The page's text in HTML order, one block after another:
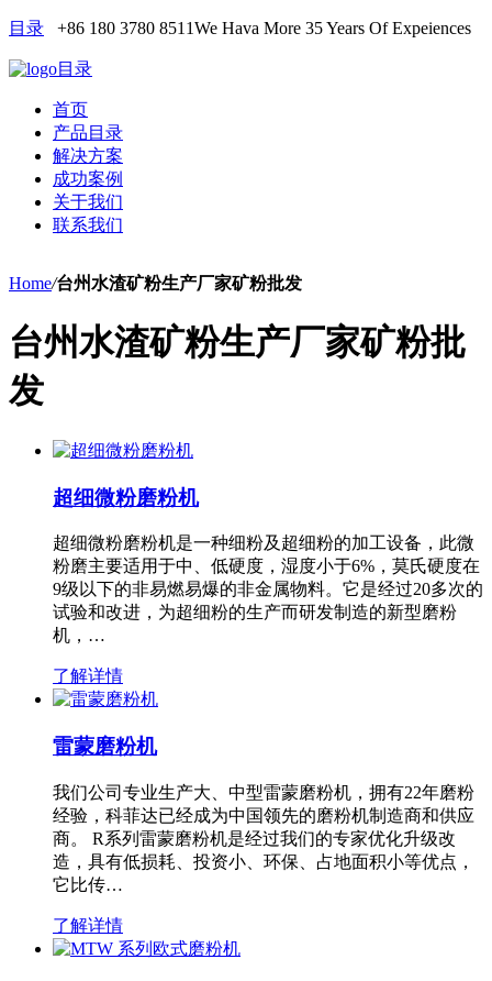
目录 +86 180 3780 8511We Hava More 35 Years Of Expeiences
目录
首页
产品目录
解决方案
成功案例
关于我们
联系我们
Home/台州水渣矿粉生产厂家矿粉批发
台州水渣矿粉生产厂家矿粉批
发
超细微粉磨粉机
超细微粉磨粉机是一种细粉及超细粉的加工设备，此微
粉磨主要适用于中、低硬度，湿度小于6%，莫氏硬度在
9级以下的非易燃易爆的非金属物料。它是经过20多次的
试验和改进，为超细粉的生产而研发制造的新型磨粉
机，…
了解详情
雷蒙磨粉机
我们公司专业生产大、中型雷蒙磨粉机，拥有22年磨粉
经验，科菲达已经成为中国领先的磨粉机制造商和供应
商。 R系列雷蒙磨粉机是经过我们的专家优化升级改
造，具有低损耗、投资小、环保、占地面积小等优点，
它比传…
了解详情